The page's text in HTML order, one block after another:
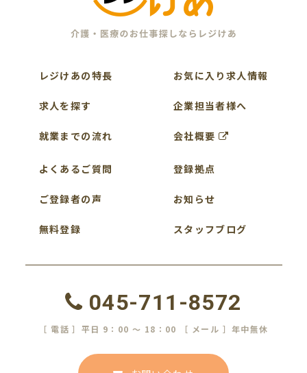
レジけあの特長
求人を探す
就業までの流れ
よくあるご質問
ご登録者の声
無料登録
お気に入り求人情報
企業担当者様へ
会社概要
登録拠点
お知らせ
スタッフブログ
045-711-8572
［ 電話 ］平日 9：00 ～ 18：00 ［ メール ］年中無休